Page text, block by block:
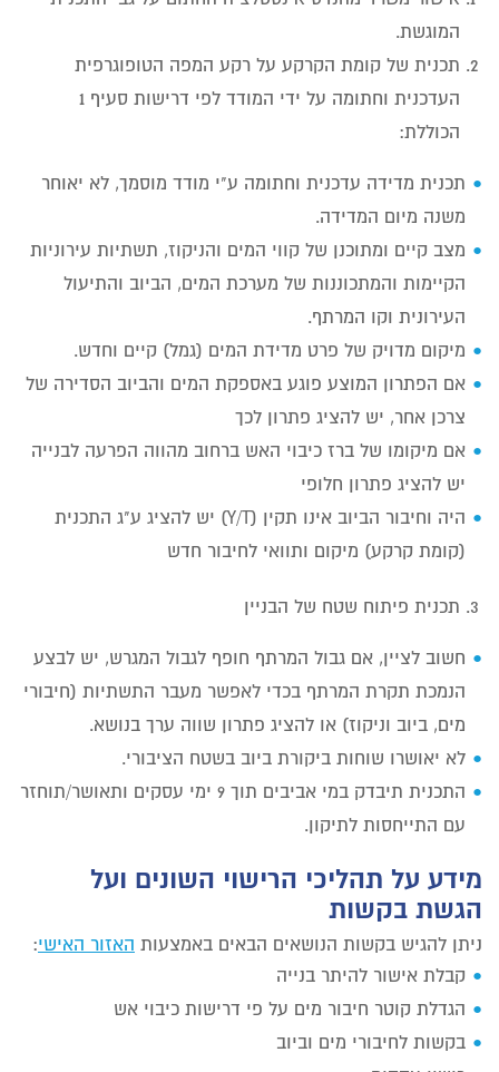
המוגשת.
תכנית של קומת הקרקע על רקע המפה הטופוגרפית
העדכנית וחתומה על ידי המודד לפי דרישות סעיף 1
הכוללת:
תכנית מדידה עדכנית וחתומה ע"י מודד מוסמך, לא יאוחר
משנה מיום המדידה.
מצב קיים ומתוכנן של קווי המים והניקוז, תשתיות עירוניות
הקיימות והמתכוננות של מערכת המים, הביוב והתיעול
העירונית וקו המרתף.
מיקום מדויק של פרט מדידת המים (גמל) קיים וחדש.
אם הפתרון המוצע פוגע באספקת המים והביוב הסדירה של
צרכן אחר, יש להציג פתרון לכך
אם מיקומו של ברז כיבוי האש ברחוב מהווה הפרעה לבנייה
יש להציג פתרון חלופי
היה וחיבור הביוב אינו תקין (Y/T) יש להציג ע"ג התכנית
(קומת קרקע) מיקום ותוואי לחיבור חדש
תכנית פיתוח שטח של הבניין
חשוב לציין, אם גבול המרתף חופף לגבול המגרש, יש לבצע
הנמכת תקרת המרתף בכדי לאפשר מעבר התשתיות (חיבורי
מים, ביוב וניקוז) או להציג פתרון שווה ערך בנושא.
לא יאושרו שוחות ביקורת ביוב בשטח הציבורי.
התכנית תיבדק במי אביבים תוך 9 ימי עסקים ותאושר/תוחזר
עם התייחסות לתיקון.
מידע על תהליכי הרישוי השונים ועל
הגשת בקשות
ניתן להגיש בקשות הנושאים הבאים באמצעות האזור האישי:
קבלת אישור להיתר בנייה
הגדלת קוטר חיבור מים על פי דרישות כיבוי אש
בקשות לחיבורי מים וביוב